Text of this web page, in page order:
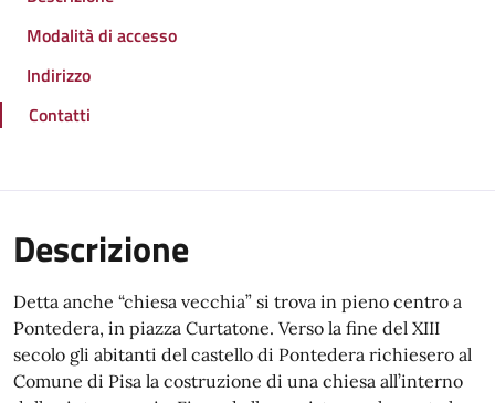
Modalità di accesso
Indirizzo
Contatti
Descrizione
Detta anche “chiesa vecchia” si trova in pieno centro a
Pontedera, in piazza Curtatone. Verso la fine del XIII
secolo gli abitanti del castello di Pontedera richiesero al
Comune di Pisa la costruzione di una chiesa all’interno